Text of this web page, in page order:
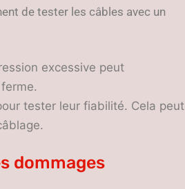
de tester les câbles avec un
excessive peut
tester leur fiabilité. Cela peut
dommages